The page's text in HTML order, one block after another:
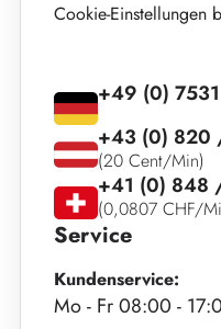
Cookie-Einstellungen
Service
Kundenservice:
Mo - Fr 08:00 -
+49 (0)
+43 (0) 820
(20 Cent/Min)
+41 (0)
(0,0807 CHF/